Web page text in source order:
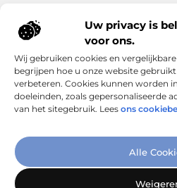
Uw privacy is
voor ons.
Wij gebruiken cookies en
begrijpen hoe u onze website
verbeteren. Cookies kunnen worden
doeleinden, zoals gepersonaliseerde
van het sitegebruik. Lees ons
Alle
Verbind Artikelen,
vandaag
Onze informatie